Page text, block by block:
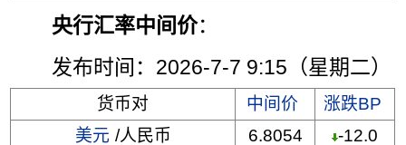
央行汇率中间价：
发布时间：2026-7-7 9:15（星期二）
货币对 中间价
涨跌BP
美元 /人民币 6.8054
-12.0